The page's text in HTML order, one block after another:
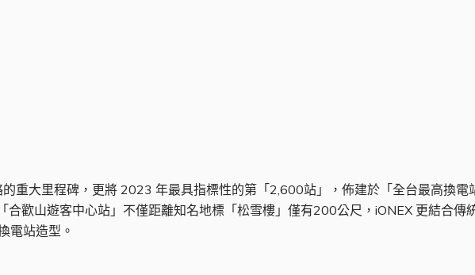
重大里程碑，更將 2023 年最具指標性的第「2,600站」，佈建於「全台最高換電
合歡山遊客中心站」不僅距離知名地標「松雪樓」僅有200公尺，iONEX 更結合傳
電站造型。